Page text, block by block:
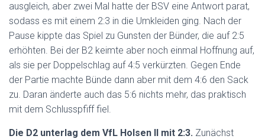
ausgleich, aber zwei Mal hatte der BSV eine Antwort parat,
sodass es mit einem 2:3 in die Umkleiden ging. Nach der
Pause kippte das Spiel zu Gunsten der Bünder, die auf 2:5
erhöhten. Bei der B2 keimte aber noch einmal Hoffnung auf,
als sie per Doppelschlag auf 4:5 verkürzten. Gegen Ende
der Partie machte Bünde dann aber mit dem 4:6 den Sack
zu. Daran änderte auch das 5:6 nichts mehr, das praktisch
mit dem Schlusspfiff fiel.
Die D2 unterlag dem VfL Holsen II mit 2:3. Zunächst